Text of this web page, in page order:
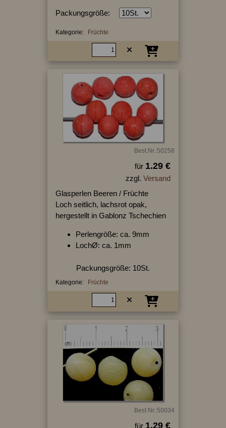
Packungsgröße:
Kategorie: Früchte
Best.Nr.:50258
für 1.29 €
zzgl. Versand
Glasperlen Beeren / Früchte
Loch seitlich, lachsrot opak,
hergestellt in Gablonz Tschechien
Perlengröße: ca. 9mm
LochØ: ca. 1mm
Packungsgröße: 10St.
Kategorie: Früchte
Best.Nr.:50034
für 1.29 €